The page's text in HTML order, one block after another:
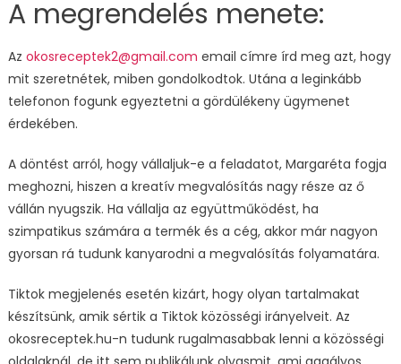
A megrendelés menete:
Az okosreceptek2@gmail.com email címre írd meg azt, hogy
mit szeretnétek, miben gondolkodtok. Utána a leginkább
telefonon fogunk egyeztetni a gördülékeny ügymenet
érdekében.
A döntést arról, hogy vállaljuk-e a feladatot, Margaréta fogja
meghozni, hiszen a kreatív megvalósítás nagy része az ő
vállán nyugszik. Ha vállalja az együttműködést, ha
szimpatikus számára a termék és a cég, akkor már nagyon
gyorsan rá tudunk kanyarodni a megvalósítás folyamatára.
Tiktok megjelenés esetén kizárt, hogy olyan tartalmakat
készítsünk, amik sértik a Tiktok közösségi irányelveit. Az
okosreceptek.hu-n tudunk rugalmasabbak lenni a közösségi